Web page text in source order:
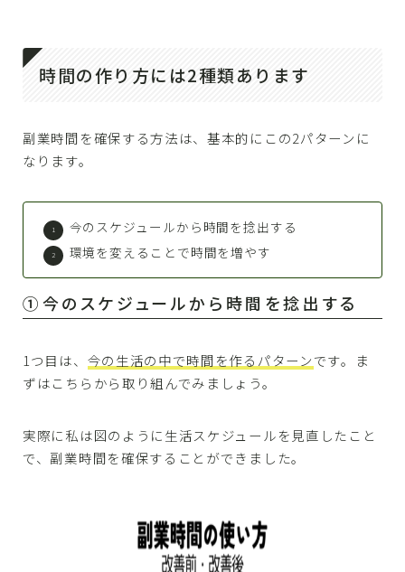
時間の作り方には2種類あります
副業時間を確保する方法は、基本的にこの2パターンに
なります。
今のスケジュールから時間を捻出する
環境を変えることで時間を増やす
①今のスケジュールから時間を捻出する
1つ目は、 今の生活の中で時間を作るパターンです。ま
ずはこちらから取り組んでみましょう。
実際に私は図のように生活スケジュールを見直したこと
で、副業時間を確保することができました。